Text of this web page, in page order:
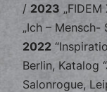
/2023
„Ich – Mensch-
2022
Berlin, Katalog
Salonrogue,